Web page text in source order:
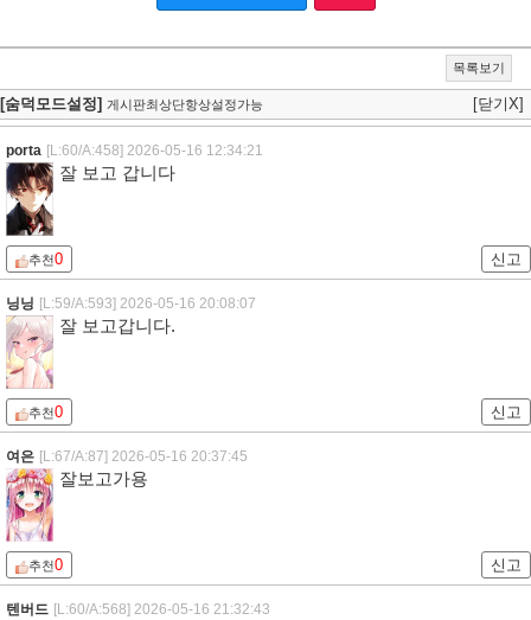
목록보기
[숨덕모드설정] 게시판최상단항상설정가능 [닫기X]
porta [L:60/A:458] 2026-05-16 12:34:21
잘 보고 갑니다
추천0 신고
닝닝 [L:59/A:593] 2026-05-16 20:08:07
잘 보고갑니다.
추천0 신고
여은 [L:67/A:87] 2026-05-16 20:37:45
잘보고가용
추천0 신고
텐버드 [L:60/A:568] 2026-05-16 21:32:43